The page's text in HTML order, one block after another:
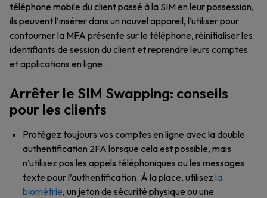
téléphone mobile du client passé à la SIM en leur possession,
ils peuvent l’insérer dans un nouvel appareil, l’utiliser pour
contourner la MFA présente sur le téléphone, réinitialiser les
identifiants de session du client et reprendre leurs comptes
et applications en ligne.
Arrêter le SIM Swapping: conseils
pour les clients
Protégez toujours vos comptes en ligne avec la double
authentification 2FA lorsque cela est possible, mais
n’utilisez pas les appels téléphoniques ou les messages
texte pour l’authentification. À la place, utilisez la
biométrie, un jeton de sécurité physique ou une